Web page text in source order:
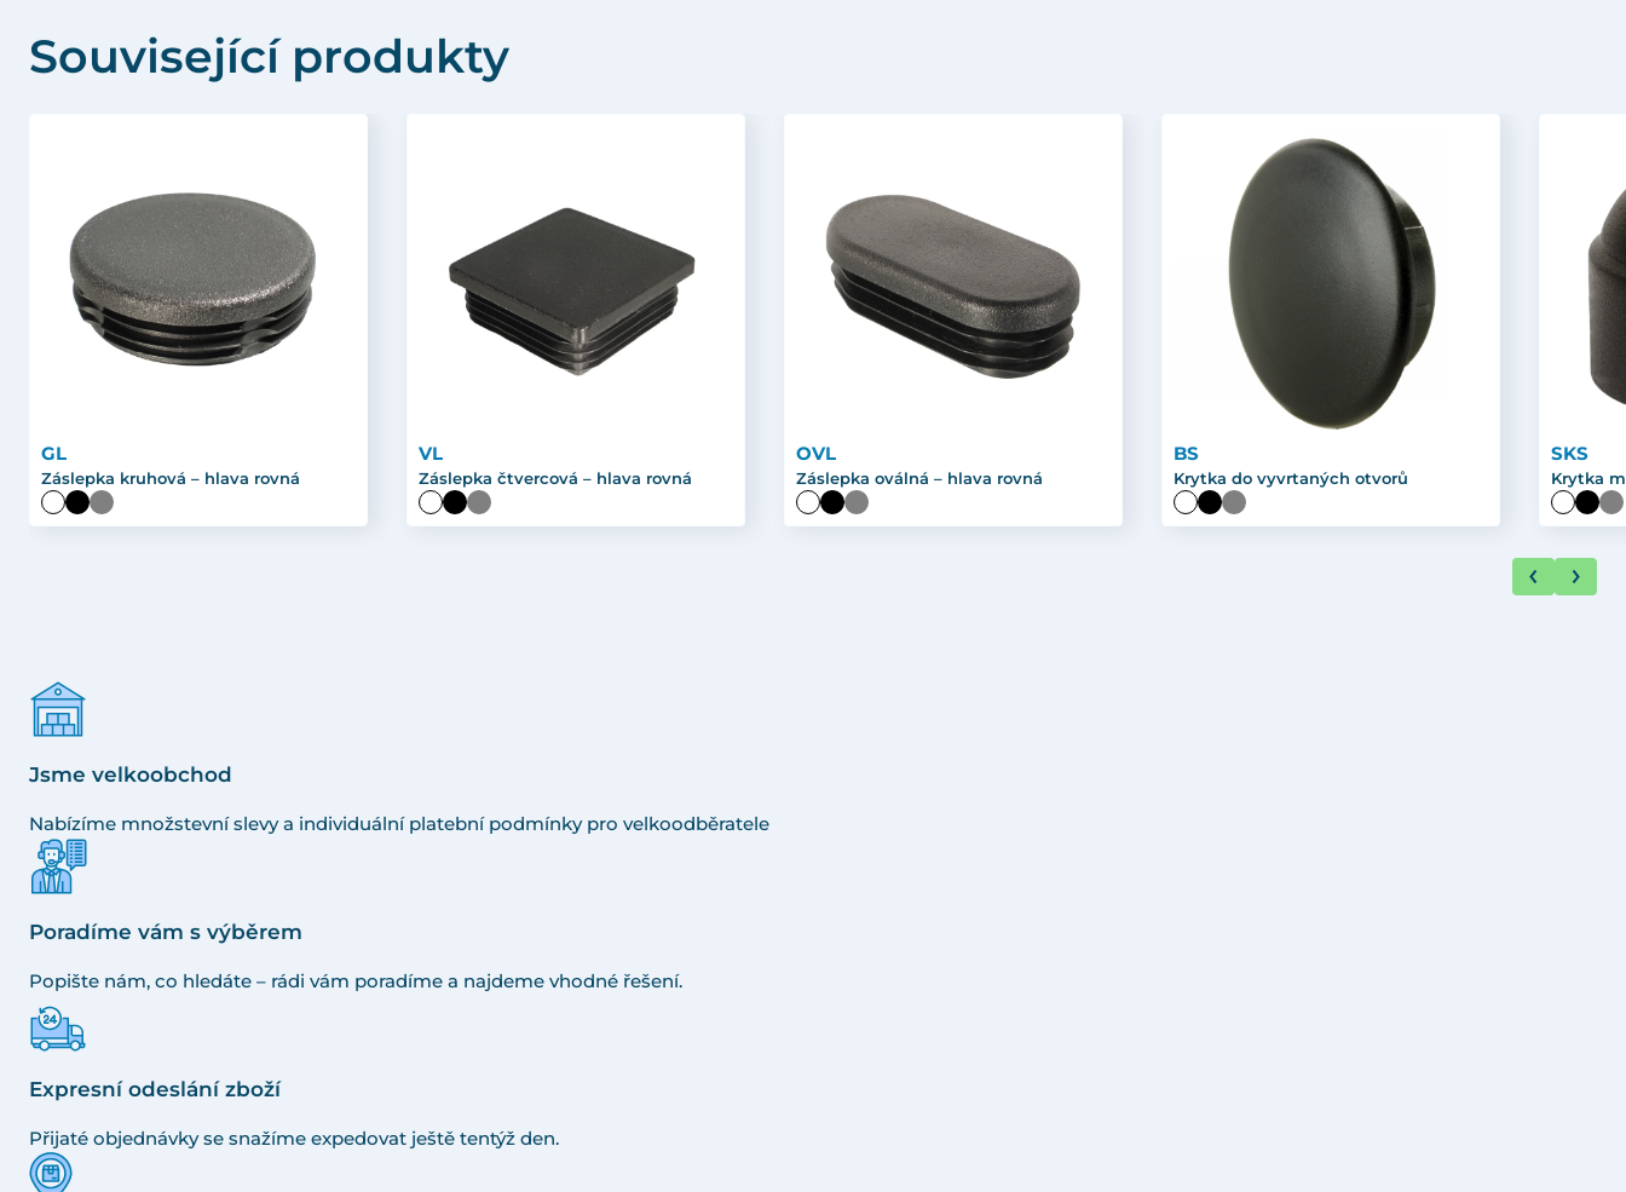
Související produkty
GL
Záslepka kruhová – hlava rovná
VL
Záslepka čtvercová – hlava rovná
OVL
Záslepka oválná – hlava rovná
BS
Krytka do vyvrtaných otvorů
SKS
Krytka
Jsme velkoobchod
Nabízíme množstevní slevy a individuální platební podmínky pro velkoodběratele
Poradíme vám s výběrem
Popište nám, co hledáte – rádi vám poradíme a najdeme vhodné řešení.
Expresní odeslání zboží
Přijaté objednávky se snažíme expedovat ještě tentýž den.